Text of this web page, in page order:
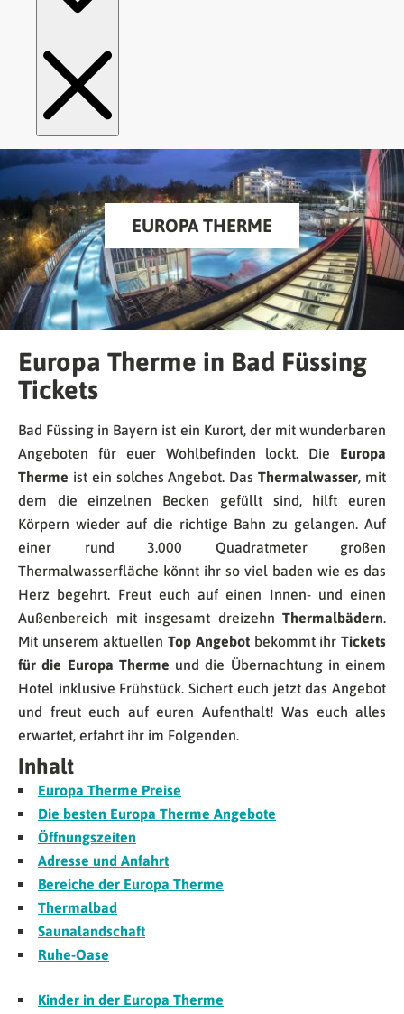
EUROPA THERME
Europa Therme in Bad Füssing
Tickets
Bad Füssing in Bayern ist ein Kurort, der mit wunderbaren
Angeboten für euer Wohlbefinden lockt. Die Europa
Therme ist ein solches Angebot. DasThermalwasser, mit
dem die einzelnen Becken gefüllt sind, hilft euren
Körpern wieder auf die richtige Bahn zu gelangen. Auf
einer rund 3.000 Quadratmeter großen
Thermalwasserfläche könnt ihr so viel baden wie es das
Herz begehrt. Freut euch auf einen Innen- und einen
Außenbereich mit insgesamt dreizehn Thermalbädern.
Mit unserem aktuellenTop Angebot bekommt ihrTickets
für die Europa Therme und die Übernachtung in einem
Hotel inklusive Frühstück. Sichert euch jetzt das Angebot
und freut euch auf euren Aufenthalt! Was euch alles
erwartet, erfahrt ihr im Folgenden.
Inhalt
Europa Therme Preise
Die besten Europa Therme Angebote
Öffnungszeiten
Adresse und Anfahrt
Bereiche der Europa Therme
Thermalbad
Saunalandschaft
Ruhe-Oase
Kinder in der Europa Therme